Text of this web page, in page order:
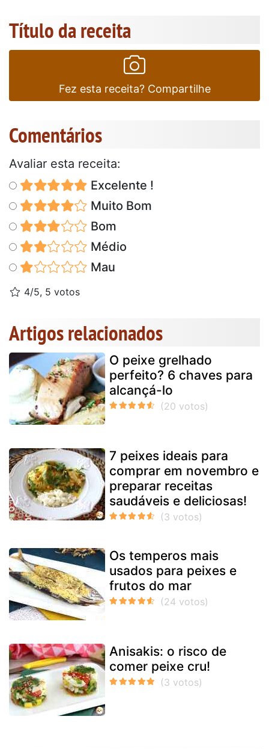
Título da receita
Fez esta receita? Compartilhe
Comentários
Avaliar esta receita:
Excelente !
Muito Bom
Bom
Médio
Mau
4/5, 5 votos
Artigos relacionados
O peixe grelhado
perfeito? 6 chaves para
alcançá-lo
7 peixes ideais para
comprar em novembro e
preparar receitas
saudáveis e deliciosas!
Os temperos mais
usados para peixes e
frutos do mar
Anisakis: o risco de
comer peixe cru!